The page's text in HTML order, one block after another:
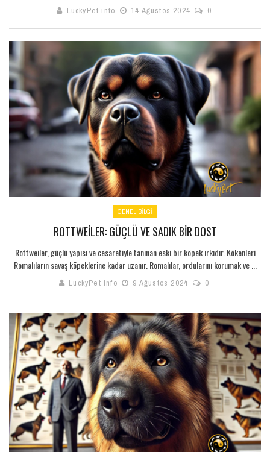
LuckyPet info 14 Ağustos 2024 0
GENEL BILGI
ROTTWEILER: GÜÇLÜ VE SADIK BIR DOST
Rottweiler, güçlü yapısı ve cesaretiyle tanınan eski bir köpek ırkıdır. Kökenleri
Romalıların savaş köpeklerine kadar uzanır. Romalılar, ordularını korumak ve ...
LuckyPet info 9 Ağustos 2024 0